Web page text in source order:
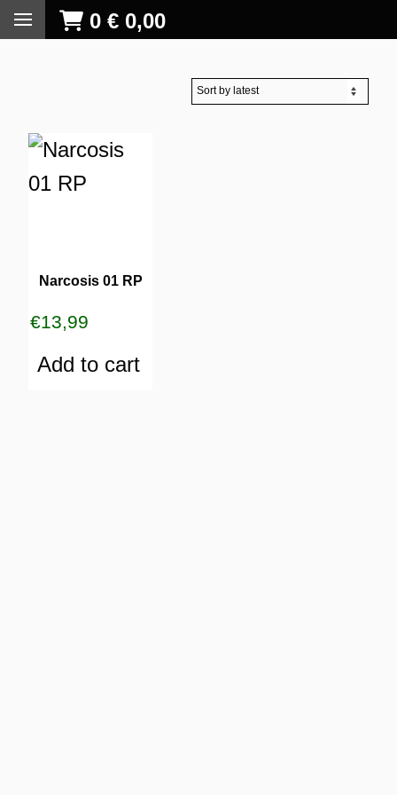
0 € 0,00
Narcosis 01 RP
€13,99
Add to cart